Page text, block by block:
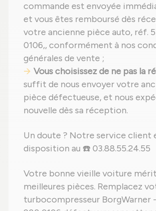
commande est envoyée
et vous êtes remboursé dès
votre ancienne pièce auto, réf.
0106,, conformément à nos
générales de vente ;
Vous choisissez de ne pas la
suffit de nous envoyer votre
pièce défectueuse, et nous
nouvelle dès sa réception.
Un doute ? Notre service client
disposition au ☎️ 03.88.55.24.55
Votre bonne vieille voiture
meilleures pièces. Remplacez
turbocompresseur BorgWarner -